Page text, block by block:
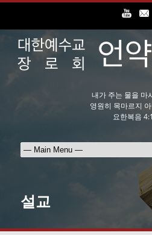
내가 주는 물을 마
영원히 목마르지
요한복음
설교